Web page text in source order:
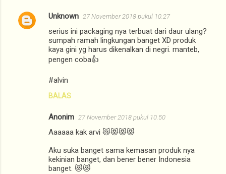
e
n
Unknown 27 November 2018 pukul 10.27
serius ini packaging nya terbuat dari daur ulang?
sumpah ramah lingkungan banget XD produk
kaya gini yg harus dikenalkan di negri. manteb,
pengen coba👍
#alvin
BALAS
Anonim 27 November 2018 pukul 10.50
Aaaaaa kak arvi 😿😻😻😻
Aku suka banget sama kemasan produk nya
kekinian banget, dan bener bener Indonesia
banget. 😻😻